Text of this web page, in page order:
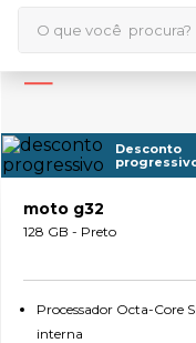
1º edge 70
2º edge 60
3º moto g86
5º moto e20
Desconto
moto g32
128 GB - Preto
Processador Octa-Core
interna